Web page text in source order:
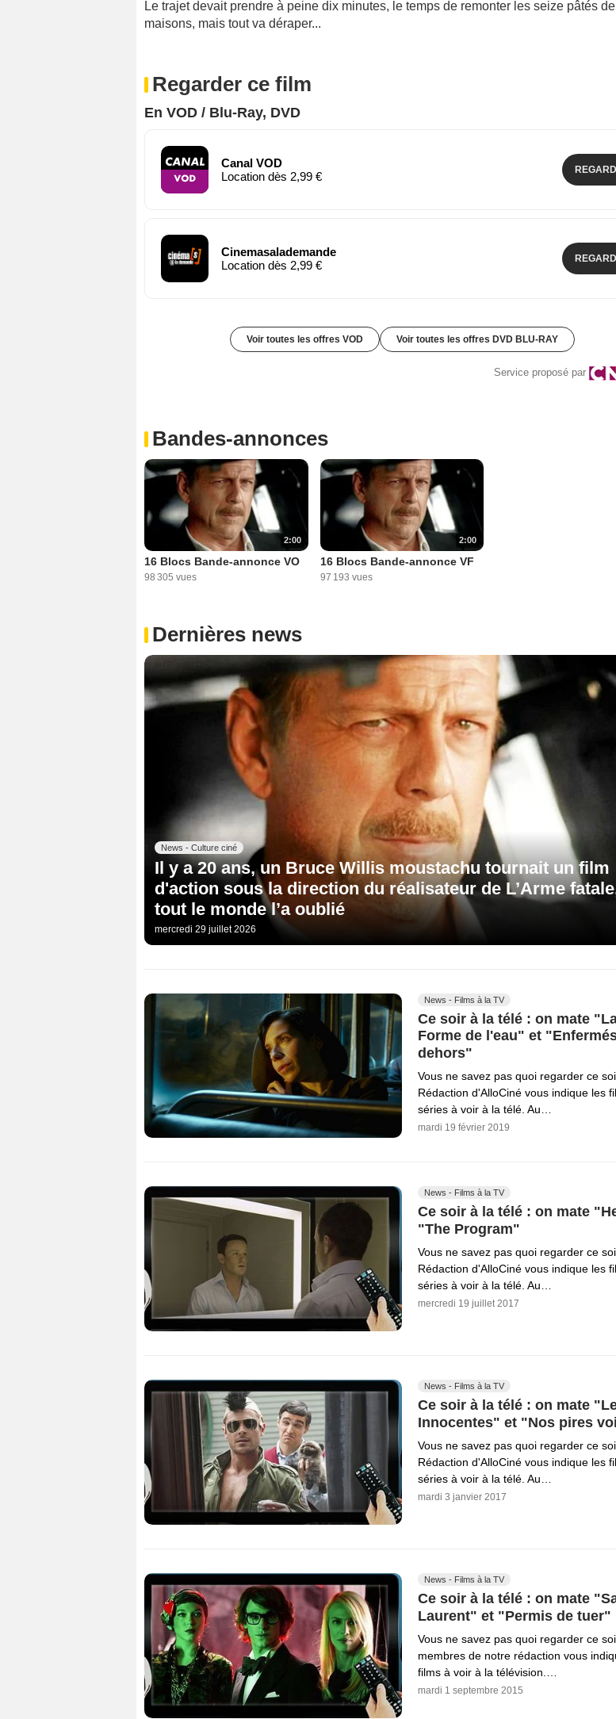
Le trajet devait prendre à peine dix minutes, le temps de remonter les seize pâtés de
maisons, mais tout va déraper...
Regarder ce film
En VOD / Blu-Ray, DVD
Canal VOD
Location dès 2,99 €
Cinemasalademande
Location dès 2,99 €
Voir toutes les offres VOD Voir toutes les offres DVD BLU-RAY
Service proposé par
Bandes-annonces
2:00
16 Blocs Bande-annonce VO
98 305 vues
2:00
16 Blocs Bande-annonce VF
97 193 vues
Dernières news
News - Culture ciné
Il y a 20 ans, un Bruce Willis moustachu tournait un film
d'action sous la direction du réalisateur de L’Arme
tout le monde l’a oublié
mercredi 29 juillet 2026
News - Films à la TV
Ce soir à la télé : on mate
Forme de l'eau" et
dehors"
Vous ne savez pas quoi regarder ce
Rédaction d'AlloCiné vous indique les
séries à voir à la télé. Au…
mardi 19 février 2019
News - Films à la TV
Ce soir à la télé : on mate
"The Program"
Vous ne savez pas quoi regarder ce
Rédaction d'AlloCiné vous indique les
séries à voir à la télé. Au…
mercredi 19 juillet 2017
News - Films à la TV
Ce soir à la télé : on mate
Innocentes" et "Nos pires
Vous ne savez pas quoi regarder ce
Rédaction d'AlloCiné vous indique les
séries à voir à la télé. Au…
mardi 3 janvier 2017
News - Films à la TV
Ce soir à la télé : on mate
Laurent" et "Permis de tuer"
Vous ne savez pas quoi regarder ce
membres de notre rédaction vous
films à voir à la télévision.…
mardi 1 septembre 2015